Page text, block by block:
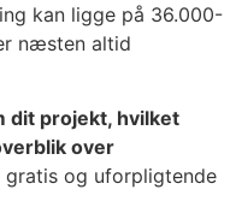
kan ligge på 36.000-
næsten altid
dit projekt, hvilket
over
gratis og uforpligtende